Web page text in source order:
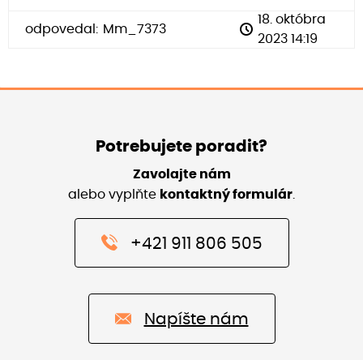
odpovedal: Mm_7373
18. októbra
2023 14:19
Potrebujete poradit?
Zavolajte nám
alebo vyplňte kontaktný formulár
+421 911 806 505
Napíšte nám